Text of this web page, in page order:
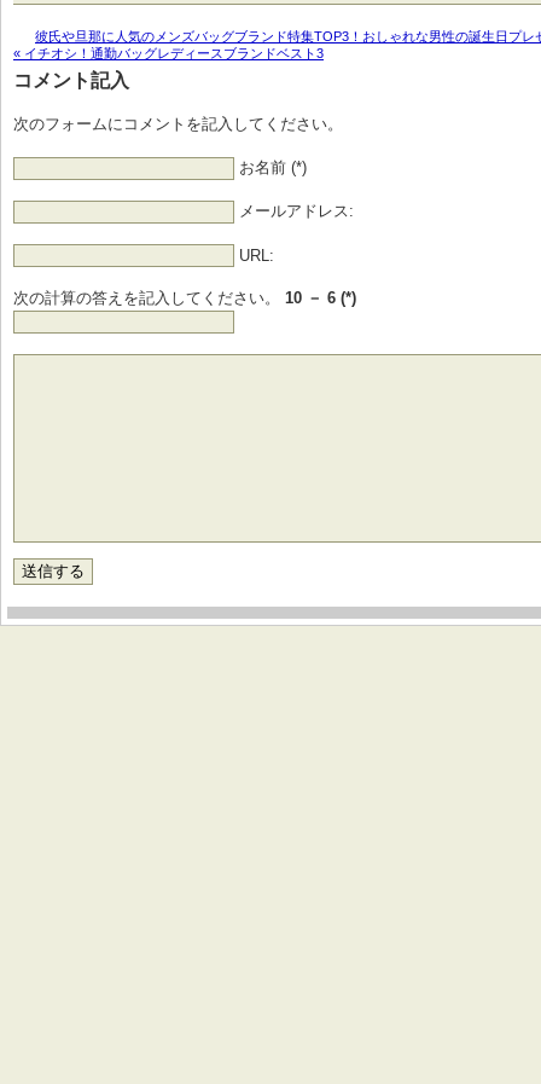
彼氏や旦那に人気のメンズバッグブランド特集TOP3！おしゃれな男性の誕生日プレ
« イチオシ！通勤バッグレディースブランドベスト3
コメント記入
次のフォームにコメントを記入してください。
お名前 (*)
メールアドレス:
URL:
次の計算の答えを記入してください。 10 － 6 (*)